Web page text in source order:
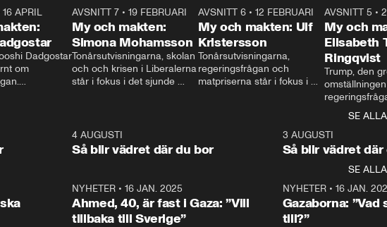
16 APRIL
Dadgostar
om
i val. Ska vi
vi förstås
24:30
AVSNITT 7• 19 FEBRUARI
My och makten:
Simona Mohamsson
Tonårsutvisningarna, skolan
och och krisen i Liberalerna
står i fokus i det sjunde
kommentator My
Rohwedder ställer
utbildnings- och
Mohamsson till svars.
27:30
AVSNITT 6 •12 FEBRUARI
My och makten: Ulf
Kristersson
Tonårsutvisningarna,
regeringsfrågan och
matpriserna står i fokus i
Rohwedder ställer
statsminister Ulf Kristersson
AVSNITT 5 •
My och
Elisabeth
Ringqvist
Trump, den
centrum i
avsnittet av
Makten”. Se
Aftonbladets
Rohwedder
Thand Ring
SE ALLA
4 AUGUSTI
Så blir vädret där du bor
3 AUGUSTI
Så blir vädret där
SE ALLA
NYHETER• 16 JAN. 2025
Ahmed, 40, är fast i Gaza: ”Vill
tillbaka till Sverige”
NYHETER• 16 JAN.
Gazaborna:
till?”